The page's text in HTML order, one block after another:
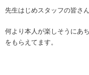
先生はじめスタッフの皆さ
何より本人が楽しそうにあ
をもらえてます。